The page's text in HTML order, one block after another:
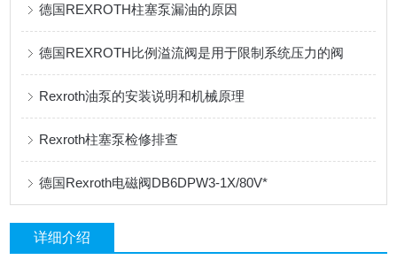
德国REXROTH柱塞泵漏油的原因
德国REXROTH比例溢流阀是用于限制系统压力的阀
Rexroth油泵的安装说明和机械原理
Rexroth柱塞泵检修排查
德国Rexroth电磁阀DB6DPW3-1X/80V*
详细介绍